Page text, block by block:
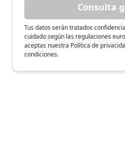
Consulta
Tus datos serán tratados
cuidado según las regulaciones
aceptas nuestra Política de
condiciones.